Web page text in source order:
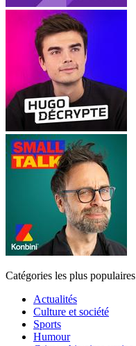
Catégories les plus populaires
Actualités
Culture et société
Sports
Humour